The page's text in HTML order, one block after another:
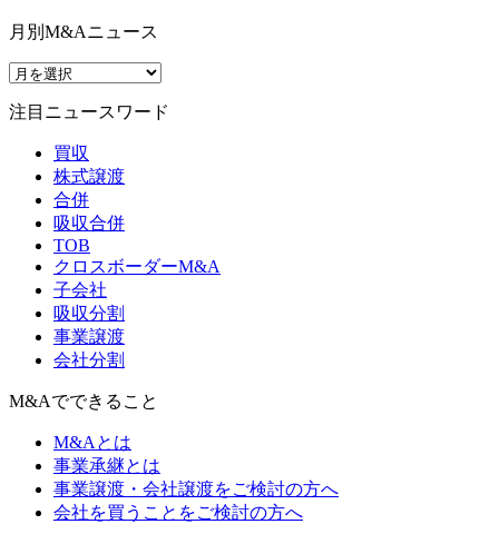
月別M&Aニュース
注目ニュースワード
買収
株式譲渡
合併
吸収合併
TOB
クロスボーダーM&A
子会社
吸収分割
事業譲渡
会社分割
M&Aでできること
M&Aとは
事業承継とは
事業譲渡・会社譲渡をご検討の方へ
会社を買うことをご検討の方へ